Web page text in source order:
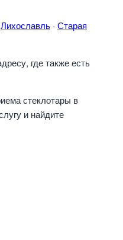
Лихославль · Старая
где также есть
стеклотары в
и найдите